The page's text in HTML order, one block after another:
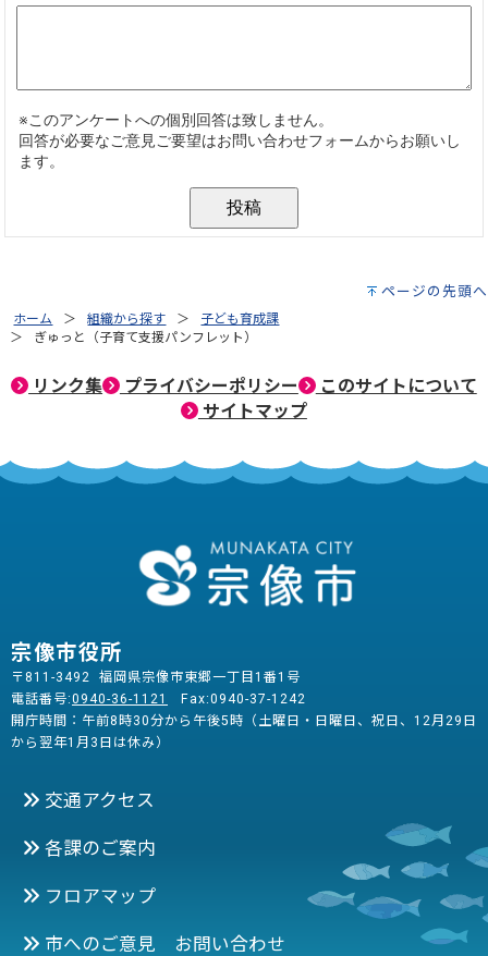
ページの先頭へ
ホーム 組織から探す
子ども育成課
ぎゅっと（子育て支援パンフレット）
リンク集 プライバシーポリシー
このサイトについて
サイトマップ
宗像市役所
〒811-3492 福岡県宗像市東郷一丁目1番1号
電話番号:0940-36-1121
Fax:0940-37-1242
開庁時間：午前8時30分から午後5時（土曜日・日曜日、祝日、12月29日
から翌年1月3日は休み）
交通アクセス
各課のご案内
フロアマップ
市へのご意見 お問い合わせ